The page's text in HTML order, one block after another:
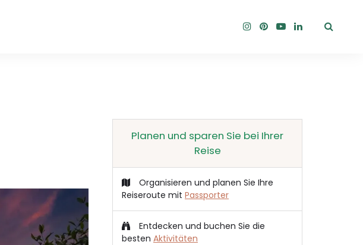
Planen und sparen Sie bei Ihrer
Reise
Organisieren und planen Sie Ihre
Reiseroute mit Passporter
Entdecken und buchen Sie die
besten Aktivitäten